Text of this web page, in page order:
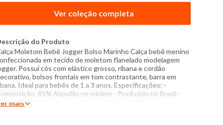
Ver coleção completa
do Produto
Moletom Bebê Jogger Bolso Marinho Calça bebê menino
em tecido de moletom flanelado modelagem
Possui cós com elástico grosso, ribana e cordão
bolsos frontais em tom contrastante, barra em
Ideal para bebês de 1 a 3 anos. Especificações: -
85% Algodão no mínimo - Produzido no Brasil -
de lavagem: Lavar somente a mão Não usar
mais